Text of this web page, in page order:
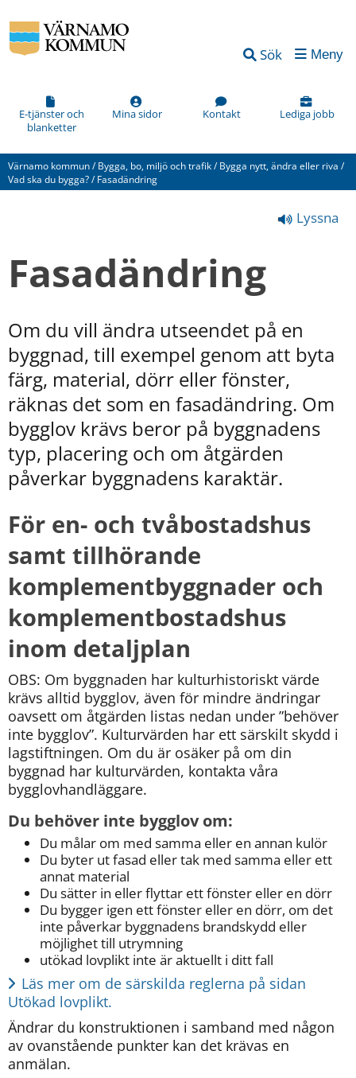
Sök Meny
E-tjänster och
blanketter
Mina sidor Kontakt Lediga jobb
Värnamo kommun/ Bygga, bo, miljö och trafik/ Bygga nytt, ändra eller riva /
Vad ska du bygga?/ Fasadändring
Lyssna
Fasadändring
Om du vill ändra utseendet på en
byggnad, till exempel genom att byta
färg, material, dörr eller fönster,
räknas det som en fasadändring. Om
bygglov krävs beror på byggnadens
typ, placering och om åtgärden
påverkar byggnadens karaktär.
För en- och tvåbostadshus
samt tillhörande
komplementbyggnader och
komplementbostadshus
inom detaljplan
OBS: Om byggnaden har kulturhistoriskt värde
krävs alltid bygglov, även för mindre ändringar
oavsett om åtgärden listas nedan under ”behöver
inte bygglov”. Kulturvärden har ett särskilt skydd i
lagstiftningen. Om du är osäker på om din
byggnad har kulturvärden, kontakta våra
bygglovhandläggare.
Du behöver inte bygglov om:
Du målar om med samma eller en annan kulör
Du byter ut fasad eller tak med samma eller ett
annat material
Du sätter in eller flyttar ett fönster eller en dörr
Du bygger igen ett fönster eller en dörr, om det
inte påverkar byggnadens brandskydd eller
möjlighet till utrymning
utökad lovplikt inte är aktuellt i ditt fall
Läs mer om de särskilda reglerna på sidan
Utökad lovplikt.
Ändrar du konstruktionen i samband med någon
av ovanstående punkter kan det krävas en
anmälan.
Vad
kan
förbättra
den
här
(obligatorisk)
Hur
kan
vi
göra
informationen
bättre
dig?
Webbadress
till
bifogas
meddelandet.